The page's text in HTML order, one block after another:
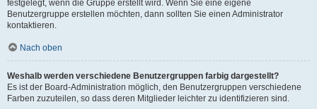
festgelegt, wenn die Gruppe erstellt wird. Wenn Sie eine eigene
Benutzergruppe erstellen möchten, dann sollten Sie einen Administrator
kontaktieren.
Nach oben
Weshalb werden verschiedene Benutzergruppen farbig dargestellt?
Es ist der Board-Administration möglich, den Benutzergruppen verschiedene
Farben zuzuteilen, so dass deren Mitglieder leichter zu identifizieren sind.